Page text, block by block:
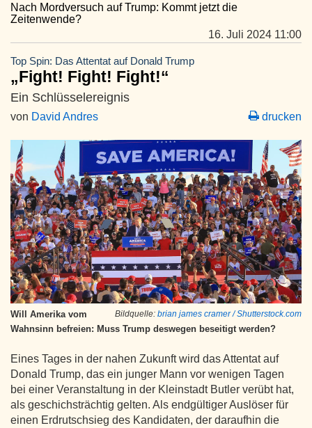
Nach Mordversuch auf Trump: Kommt jetzt die
Zeitenwende?
16. Juli 2024 11:00
Top Spin: Das Attentat auf Donald Trump
„Fight! Fight! Fight!“
Ein Schlüsselereignis
von David Andres drucken
Bildquelle: brian james cramer / Shutterstock.com
Will Amerika vom
Wahnsinn befreien: Muss Trump deswegen beseitigt werden?
Eines Tages in der nahen Zukunft wird das Attentat auf
Donald Trump, das ein junger Mann vor wenigen Tagen
bei einer Veranstaltung in der Kleinstadt Butler verübt hat,
als geschichsträchtig gelten. Als endgültiger Auslöser für
einen Erdrutschsieg des Kandidaten, der daraufhin die